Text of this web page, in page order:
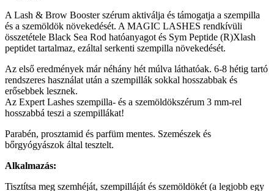
A Lash & Brow Booster szérum aktiválja és támogatja a szempilla
és a szemöldök növekedését. A MAGIC LASHES rendkívüli
összetétele Black Sea Rod hatóanyagot és Sym Peptide (R)Xlash
peptidet tartalmaz, ezáltal serkenti szempilla növekedését.
Az első eredmények már néhány hét múlva láthatóak. 6-8 hétig tartó
rendszeres használat után a szempillák sokkal hosszabbak és
erősebbek lesznek.
Az Expert Lashes szempilla- és a szemöldökszérum 3 mm-rel
hosszabbá teszi a szempillákat!
Parabén, prosztamid és parfüm mentes. Szemészek és
bőrgyógyászok által tesztelt.
Alkalmazás:
Tisztítsa meg szemhéját, szempilláját és szemöldökét (a legjobb egy